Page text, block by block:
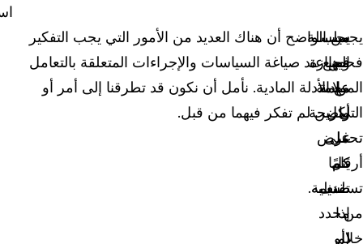
يجب
فحص
المواد
التي
تحمل
أرقامًا
تسلسلية
من
خلال
يجب
وضع
علامة
واضحة
على
كل
صنف
محدد
(أو
سلسلة
الحيازة
مهمة
لكل
غرض
يتم
تقديمه.
إذا
لم
من الواضح أن هناك العديد من الأمور التي يجب التفكير
فيها عند صياغة السياسات والإجراءات المتعلقة بالتعامل
مع الأدلة المادية. نأمل أن نكون قد تطرقنا إلى أمر أو
أمرين لم تفكر فيهما من قبل.